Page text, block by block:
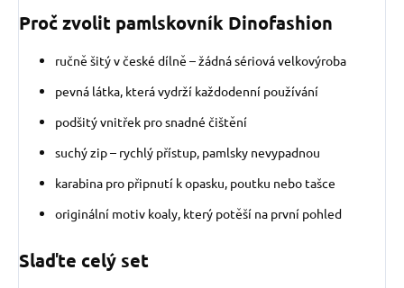
Proč zvolit pamlskovník Dinofashion
ručně šitý v české dílně – žádná sériová velkovýroba
pevná látka, která vydrží každodenní používání
podšitý vnitřek pro snadné čištění
suchý zip – rychlý přístup, pamlsky nevypadnou
karabina pro připnutí k opasku, poutku nebo tašce
originální motiv koaly, který potěší na první pohled
Slaďte celý set